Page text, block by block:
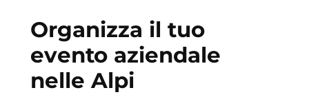
Organizza il tuo
evento aziendale
nelle Alpi